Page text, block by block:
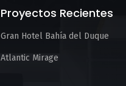
Proyectos Recientes
Gran Hotel Bahía del Duque
Atlantic Mirage